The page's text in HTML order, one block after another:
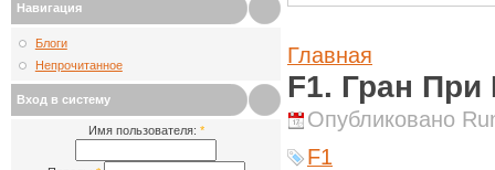
Навигация
Блоги
Непрочитанное
Вход в систему
Имя пользователя: *
Главная
F1. Гран При
Опубликовано
F1